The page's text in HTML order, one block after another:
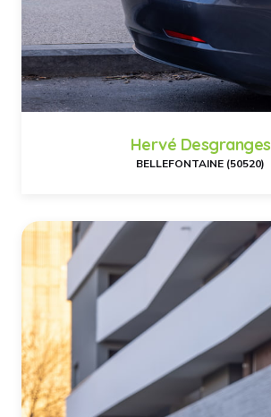
Hervé Desgranges
BELLEFONTAINE (50520)